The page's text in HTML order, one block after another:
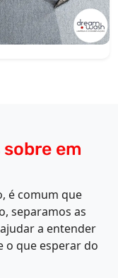
em
é comum que
separamos as
a entender
o que esperar do